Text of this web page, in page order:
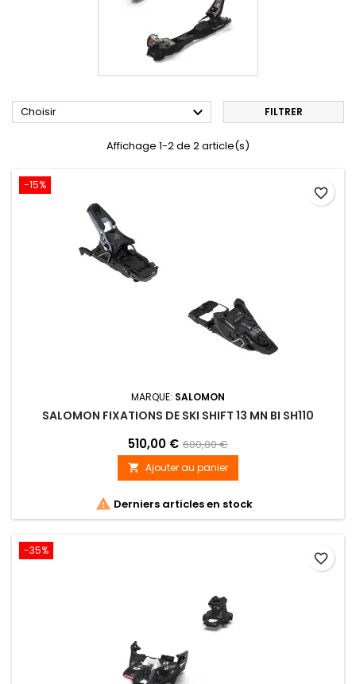
Choisir  FILTRER
Affichage 1-2 de 2 article(s)
-15%
MARQUE: SALOMON
SALOMON FIXATIONS DE SKI SHIFT 13 MN BI SH110
510,00 € 600,00 €
 Ajouter au panier
 Derniers articles en stock
favorite_border
-35%
favorite_border